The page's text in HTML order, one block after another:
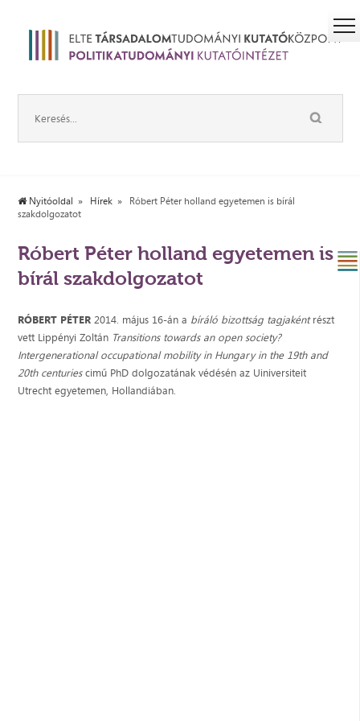
Nyitóoldal Hírek
Róbert Péter holland egyetemen is bírál
szakdolgozatot
Róbert Péter holland egyetemen is
bírál szakdolgozatot
RÓBERT PÉTER 2014. május 16-án a bíráló bizottság tagjakéntrészt
vett Lippényi Zoltán Transitions towards an open society?
Intergenerational occupational mobility in Hungary in the 19th and
20th centuriescimű PhD dolgozatának védésén az Uiniversiteit
Utrecht egyetemen, Hollandiában.